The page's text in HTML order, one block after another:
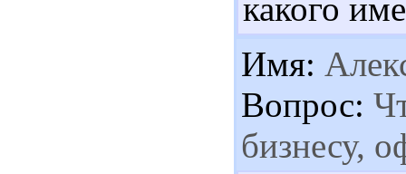
какого
Имя:
Вопрос:
бизнесу,